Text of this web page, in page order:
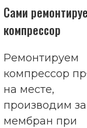
Сами
компрессор
Ремонтируем
компрессор
на месте,
производим
мембран при